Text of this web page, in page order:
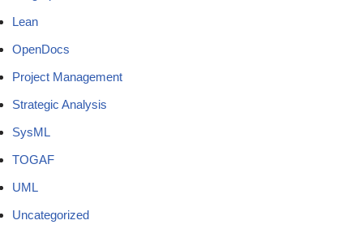
Lean
OpenDocs
Project Management
Strategic Analysis
SysML
TOGAF
UML
Uncategorized